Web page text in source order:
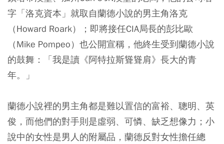
字「洛克資本」就取自蘭德小說的男主角洛克
（Howard Roark）；即將接任CIA局長的彭比歐
（Mike Pompeo）也公開宣稱，他終生受到蘭德小說
的鼓舞：「我是讀《阿特拉斯聳聳肩》長大的青
年。」
蘭德小說裡的男主角都是難以置信的富裕、聰明、英
俊，而他們的對手則是虛弱、可憐、缺乏想像力；小
說中的女性是男人的附屬品，蘭德反對女性擔任總